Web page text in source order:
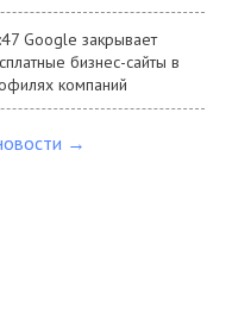
Google закрывает
бизнес-сайты в
компаний
→